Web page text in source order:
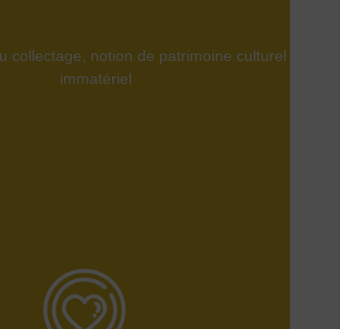
collectage, notion de patrimoine culturel
immatériel